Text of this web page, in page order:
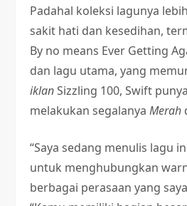
Padahal koleksi lagunya
sakit hati dan kesedihan,
By no means Ever Getting
dan lagu utama, yang
iklanSizzling 100, Swift
melakukan segalanyaMerah
“Saya sedang menulis lagu
untuk menghubungkan
berbagai perasaan yang